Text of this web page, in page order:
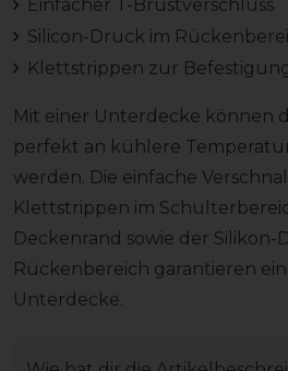
Einfacher T-Brustverschluss
Silicon-Druck im
Klettstrippen zur
Mit einer Unterdecke können
perfekt an kühlere
werden. Die einfache
Klettstrippen im
Deckenrand sowie der Silikon-
Rückenbereich garantieren
Unterdecke.